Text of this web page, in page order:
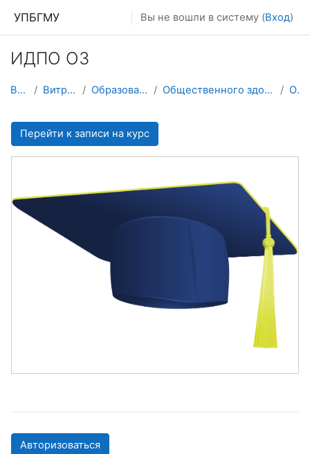
УПБГМУ Вы не вошли в систему (Вход)
ИДПО ОЗ
В начало Витрина курсов 3KL Образование 2025-2026 уч.год Общественного здоровья и организации здравоохранения О курсе
Перейти к записи на курс
Авторизоваться